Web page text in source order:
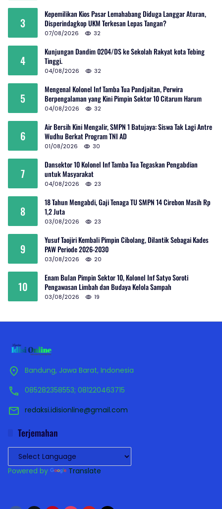
3
Kepemilikan Kios Pasar Lemahabang Diduga Langgar Aturan,
Disperindagkop UKM Terkesan Lepas Tangan?
07/08/2026 32
4
Kunjungan Dandim 0204/DS ke Sekolah Rakyat kota Tebing
Tinggi.
04/08/2026 32
5
Mengenal Kolonel Inf Tamba Tua Pandjaitan, Perwira
Berpengalaman yang Kini Pimpin Sektor 10 Citarum Harum
04/08/2026 32
6
Air Bersih Kini Mengalir, SMPN 1 Batujaya: Siswa Tak Lagi Antre
Wudhu Berkat Program TNI AD
01/08/2026 30
7
Dansektor 10 Kolonel Inf Tamba Tua Tegaskan Pengabdian
untuk Masyarakat
04/08/2026 23
8
18 Tahun Mengabdi, Gaji Tenaga TU SMPN 14 Cirebon Masih Rp
1,2 Juta
03/08/2026 23
9
Yusuf Taojiri Kembali Pimpin Cibolang, Dilantik Sebagai Kades
PAW Periode 2026-2030
03/08/2026 20
10
Enam Bulan Pimpin Sektor 10, Kolonel Inf Satyo Soroti
Pengawasan Limbah dan Budaya Kelola Sampah
03/08/2026 19
Bandung, Jawa Barat, Indonesia
085282358553; 081220463715
redaksi.idisionline@gmail.com
Terjemahan
Powered by Translate